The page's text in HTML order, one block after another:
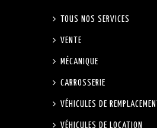
TOUS NOS SERVICES
VENTE
MÉCANIQUE
CARROSSERIE
VÉHICULES DE REMPLACEMENT
VÉHICULES DE LOCATION